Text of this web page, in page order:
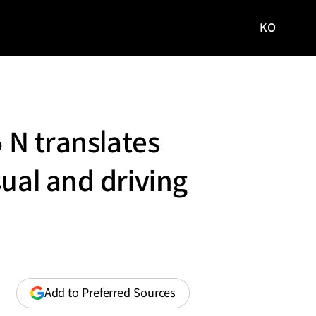
사이트로
KO
N translates
and driving
Add to Preferred Sources (opens
in